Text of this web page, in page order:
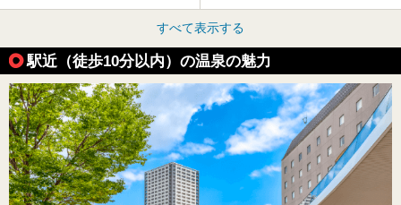
すべて表示する
駅近（徒歩10分以内）の温泉の魅力